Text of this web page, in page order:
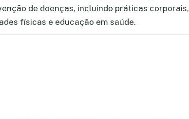
de doenças, incluindo práticas corporais,
físicas e educação em saúde.